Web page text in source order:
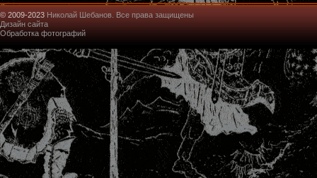
© 2009-2023 Николай Шебанов. Все права защищены
Дизайн сайта
Обработка фотографий